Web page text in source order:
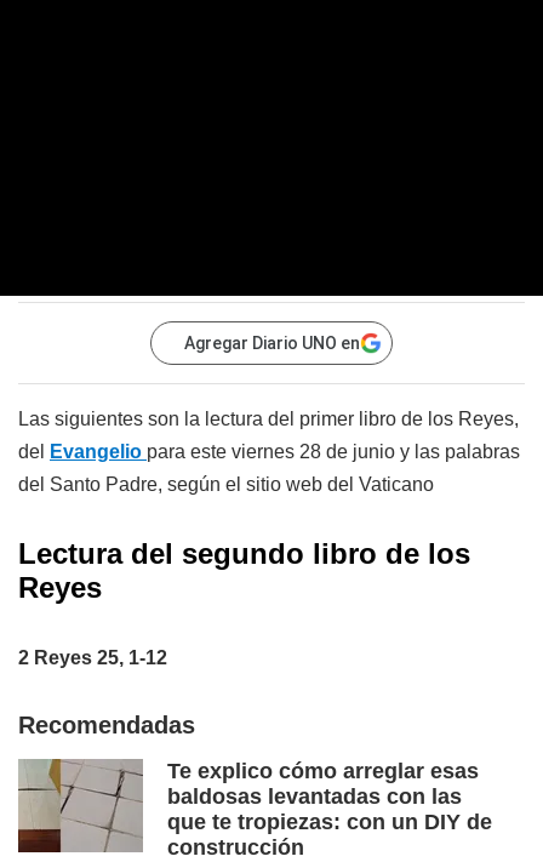
Agregar Diario UNO en
Las siguientes son la lectura del primer libro de los Reyes,
del
Evangelio para este viernes 28 de junio y las palabras
del Santo Padre, según el sitio web del Vaticano
Lectura del segundo libro de los
Reyes
2 Reyes 25, 1-12
Recomendadas
Te explico cómo arreglar esas
baldosas levantadas con las
que te tropiezas: con un DIY de
construcción